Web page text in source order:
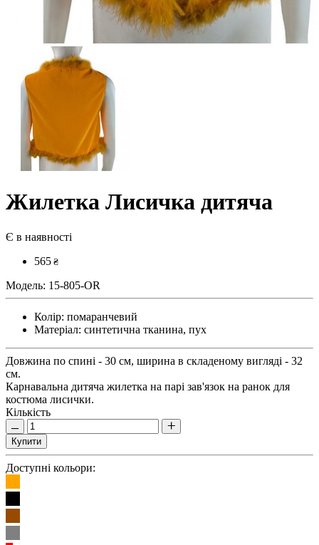
Жилетка Лисичка дитяча
Є в наявності
565 ₴
Модель: 15-805-OR
Колір: помаранчевий
Матеріал: синтетична тканина, пух
Довжина по спині - 30 см, ширина в складеному вигляді - 32
см.
Карнавальна дитяча жилетка на парі зав'язок на ранок для
костюма лисички.
Кількість
Купити
Доступні кольори: